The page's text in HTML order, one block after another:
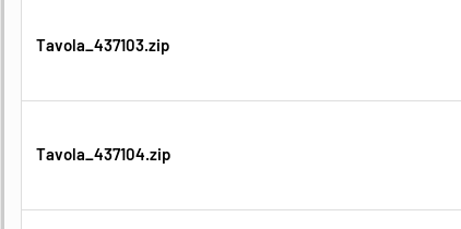
Tavola_437103.zip
Tavola_437104.zip